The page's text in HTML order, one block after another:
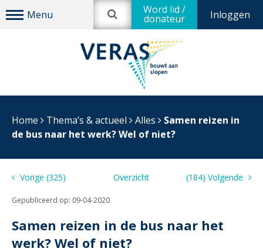
Inloggen
Word lid /
donateur
Home Thema’s & actueel Alles
Samen reizen in
de bus naar het werk? Wel of niet?
Vorige (325) Overzicht (184) Volgende
Gepubliceerd op: 09-04-2020
Samen reizen in de bus naar het
werk? Wel of niet?